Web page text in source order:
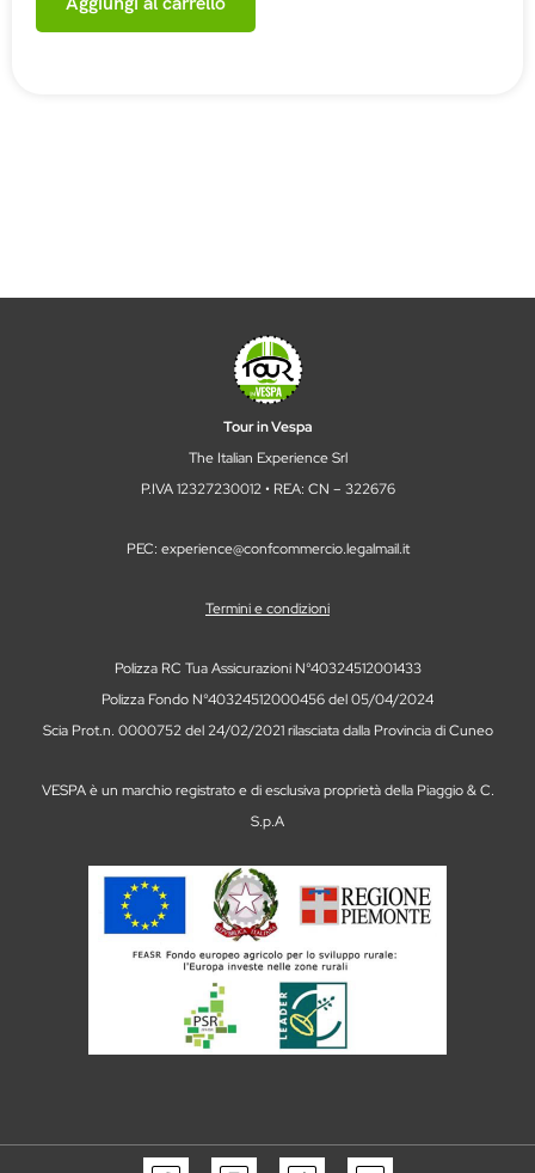
Tour in Vespa
The Italian Experience Srl
P.IVA 12327230012 • REA: CN – 322676
PEC: experience@confcommercio.legalmail.it
Termini e condizioni
Polizza RC Tua Assicurazioni N°40324512001433
Polizza Fondo N°40324512000456 del 05/04/2024
Scia Prot.n. 0000752 del 24/02/2021 rilasciata dalla Provincia di Cuneo
VESPA è un marchio registrato e di esclusiva proprietà della Piaggio & C.
S.p.A